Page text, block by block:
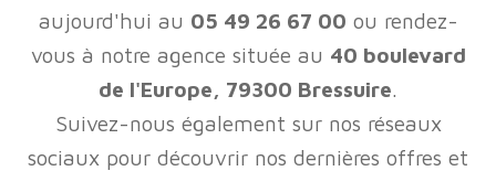
aujourd'hui au 05 49 26 67 00 ou rendez-
vous à notre agence située au 40 boulevard
de l'Europe, 79300 Bressuire.
Suivez-nous également sur nos réseaux
sociaux pour découvrir nos dernières offres et